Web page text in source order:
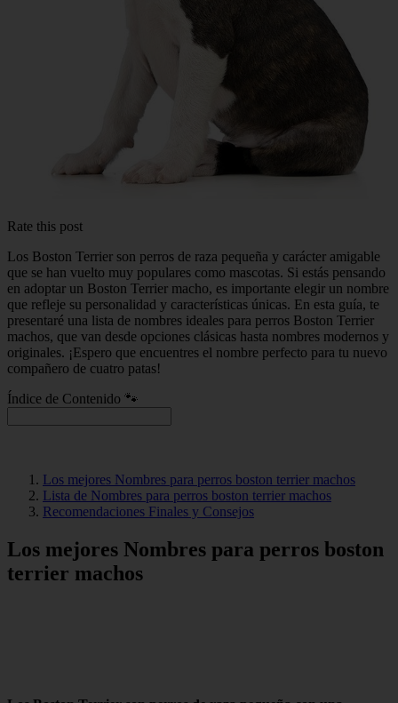
Rate this post
Los Boston Terrier son perros de raza pequeña y carácter amigable
que se han vuelto muy populares como mascotas. Si estás pensando
en adoptar un Boston Terrier macho, es importante elegir un nombre
que refleje su personalidad y características únicas. En esta guía, te
presentaré una lista de nombres ideales para perros Boston Terrier
machos, que van desde opciones clásicas hasta nombres modernos y
originales. ¡Espero que encuentres el nombre perfecto para tu nuevo
compañero de cuatro patas!
Índice de Contenido 🐾
Los mejores Nombres para perros boston terrier machos
Lista de Nombres para perros boston terrier machos
Recomendaciones Finales y Consejos
Los mejores Nombres para perros boston
terrier machos